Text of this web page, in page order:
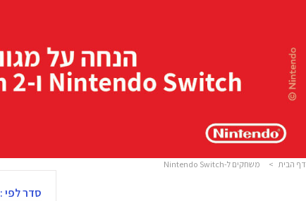
דף הבית > משחקים ל-Nintendo Switch
סדר לפי :